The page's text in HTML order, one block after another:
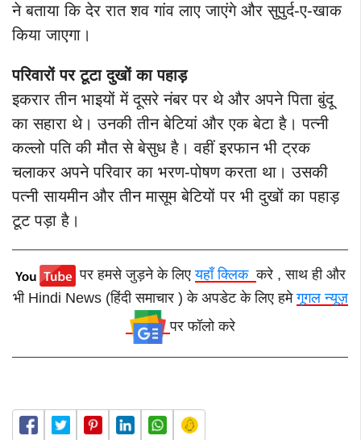
ने बताया कि देर रात शव गांव लाए जाएंगे और सुपुर्द-ए-खाक
किया जाएगा।
परिवारों पर टूटा दुखों का पहाड़
इकरार तीन भाइयों में दूसरे नंबर पर थे और अपने पिता बुंदू
का सहारा थे। उनकी तीन बेटियां और एक बेटा है। पत्नी
कल्लो पति की मौत से बेसुध है। वहीं इरफान भी ट्रक
चलाकर अपने परिवार का भरण-पोषण करता था। उसकी
पत्नी सायमीन और तीन मासूम बेटियों पर भी दुखों का पहाड़
टूट पड़ा है।
पर हमसे जुड़ने के लिएयहाँ क्लिककरे , साथ ही और
भी Hindi News (हिंदी समाचार ) के अपडेट के लिए हमेगूगल न्यूज़
पर फॉलो करे